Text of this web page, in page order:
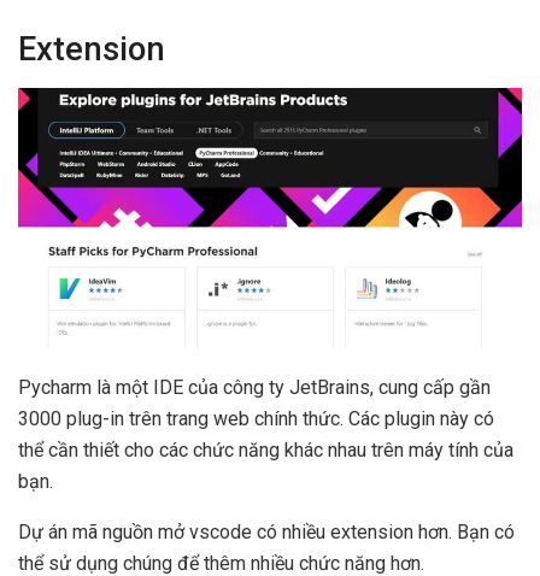
Extension
Pycharm là một IDE của công ty JetBrains, cung cấp gần
3000 plug-in trên trang web chính thức. Các plugin này có
thể cần thiết cho các chức năng khác nhau trên máy tính của
bạn.
Dự án mã nguồn mở vscode có nhiều extension hơn. Bạn có
thể sử dụng chúng để thêm nhiều chức năng hơn.